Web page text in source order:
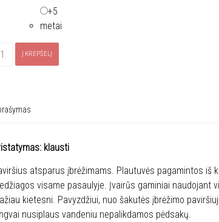
+5
metai
Į KREPŠELĮ
klausti
atsparus įbrėžimams. Plautuvės pagamintos iš
visame pasaulyje. Įvairūs gaminiai naudojant
kietesni. Pavyzdžiui, nuo šakutės įbrėžimo
nusiplaus vandeniu nepalikdamos pėdsakų.